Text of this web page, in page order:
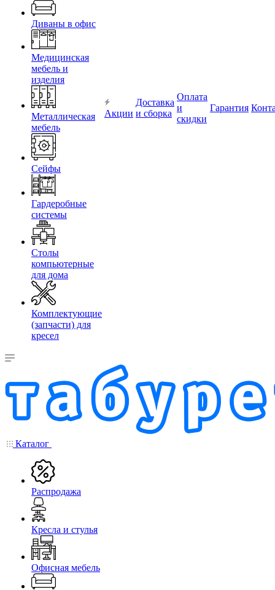
Диваны в офис
Медицинская
мебель и
изделия
Металлическая
мебель
Сейфы
Гардеробные
системы
Столы
компьютерные
для дома
Комплектующие
(запчасти) для
кресел
Акции
Доставка
и сборка
Оплата
и
скидки
Гарантия
Каталог
Распродажа
Кресла и стулья
Офисная мебель